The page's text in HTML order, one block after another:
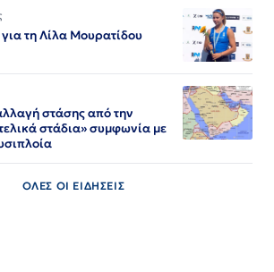
τη Λίλα Μουρατίδου
στάσης από την
στάδια» συμφωνία με
ΟΛΕΣ ΟΙ ΕΙΔΗΣΕΙΣ